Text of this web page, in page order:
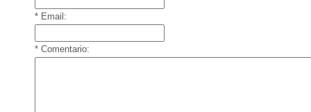
* Email:
* Comentario: